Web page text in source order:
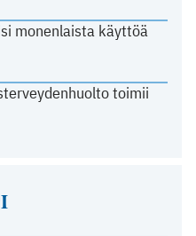
monenlaista käyttöä
toimii